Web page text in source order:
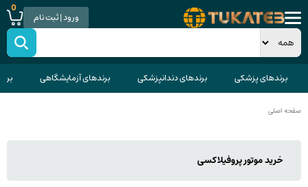
ورود | ثبت نام
0
برندهای پزشکی برندهای دندانپزشکی برندهای آزمایشگاهی
صفحه اصلی
خرید موتور پروفیلاکسی